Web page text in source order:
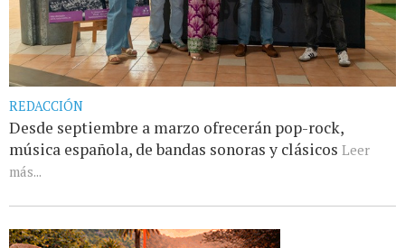
REDACCIÓN
Desde septiembre a marzo ofrecerán pop-rock,
música española, de bandas sonoras y clásicos Leer
más...